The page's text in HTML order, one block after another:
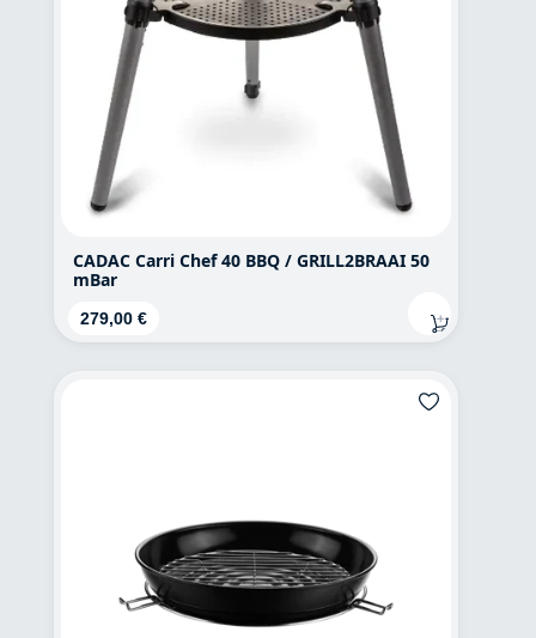
CADAC Carri Chef 40 BBQ / GRILL2BRAAI 50
mBar
Regulärer Preis:
279,00 €